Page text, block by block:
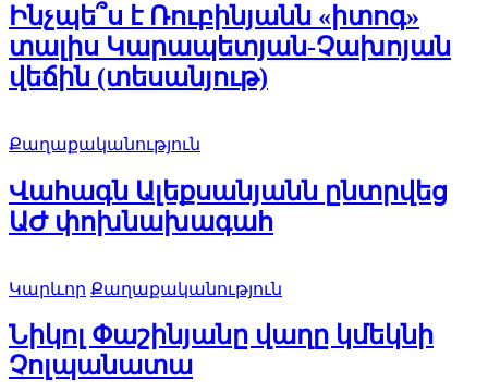
Ինչպե՞ս է Ռուբինյանն «իտոգ»
տալիս Կարապետյան-Չախոյան
վեճին (տեսանյութ)
Քաղաքականություն
Վահագն Ալեքսանյանն ընտրվեց
ԱԺ փոխնախագահ
Կարևոր Քաղաքականություն
Նիկոլ Փաշինյանը վաղը կմեկնի
Չոլպանատա